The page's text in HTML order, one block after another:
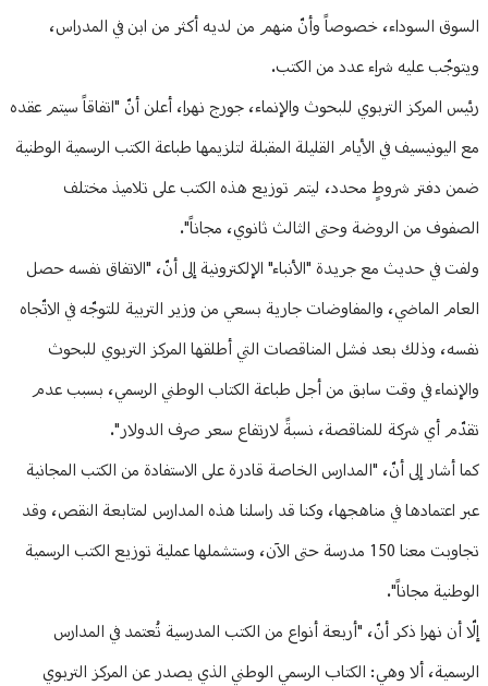
السوق السوداء، خصوصاً وأنّ منهم من لديه أكثر من ابن في المدراس،
ويتوجّب عليه شراء عدد من الكتب.
رئيس المركز التربوي للبحوث والإنماء، جورج نهرا، أعلن أنّ "اتفاقاً سيتم عقده
مع اليونيسيف في الأيام القليلة المقبلة لتلزيمها طباعة الكتب الرسمية الوطنية
ضمن دفتر شروطٍ محدد، ليتم توزيع هذه الكتب على تلاميذ مختلف
الصفوف من الروضة وحتى الثالث ثانوي، مجاناً".
ولفت في حديث مع جريدة "الأنباء" الإلكترونية إلى أنّ، "الاتفاق نفسه حصل
العام الماضي، والمفاوضات جارية بسعي من وزير التربية للتوجّه في الاتّجاه
نفسه، وذلك بعد فشل المناقصات التي أطلقها المركز التربوي للبحوث
والإنماء في وقت سابق من أجل طباعة الكتاب الوطني الرسمي، بسبب عدم
تقدّم أي شركة للمناقصة، نسبةً لارتفاع سعر صرف الدولار".
كما أشار إلى أنّ، "المدارس الخاصة قادرة على الاستفادة من الكتب المجانية
عبر اعتمادها في مناهجها، وكنا قد راسلنا هذه المدارس لمتابعة النقص، وقد
تجاوبت معنا 150 مدرسة حتى الآن، وستشملها عملية توزيع الكتب الرسمية
الوطنية مجاناً".
إلّا أن نهرا ذكر أنّ، "أربعة أنواع من الكتب المدرسية تُعتمد في المدارس
الرسمية، ألا وهي: الكتاب الرسمي الوطني الذي يصدر عن المركز التربوي